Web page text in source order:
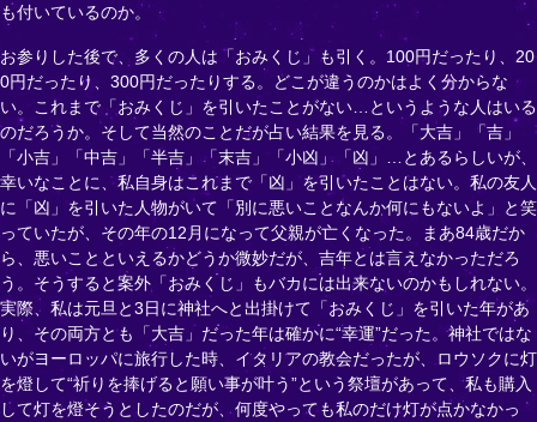
も付いているのか。
お参りした後で、多くの人は「おみくじ」も引く。100円だったり、20
0円だったり、300円だったりする。どこが違うのかはよく分からな
い。これまで「おみくじ」を引いたことがない…というような人はいる
のだろうか。そして当然のことだが占い結果を見る。「大吉」「吉」
「小吉」「中吉」「半吉」「末吉」「小凶」「凶」…とあるらしいが、
幸いなことに、私自身はこれまで「凶」を引いたことはない。私の友人
に「凶」を引いた人物がいて「別に悪いことなんか何にもないよ」と笑
っていたが、その年の12月になって父親が亡くなった。まあ84歳だか
ら、悪いことといえるかどうか微妙だが、吉年とは言えなかっただろ
う。そうすると案外「おみくじ」もバカには出来ないのかもしれない。
実際、私は元旦と3日に神社へと出掛けて「おみくじ」を引いた年があ
り、その両方とも「大吉」だった年は確かに“幸運”だった。神社ではな
いがヨーロッパに旅行した時、イタリアの教会だったが、ロウソクに灯
を燈して“祈りを捧げると願い事が叶う”という祭壇があって、私も購入
して灯を燈そうとしたのだが、何度やっても私のだけ灯が点かなかっ